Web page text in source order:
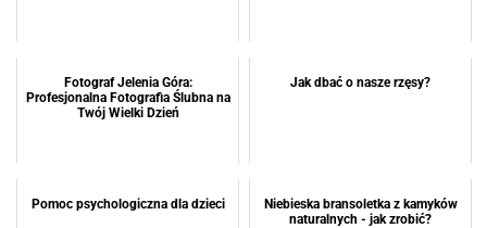
Fotograf Jelenia Góra:
Profesjonalna Fotografia Ślubna na
Twój Wielki Dzień
Jak dbać o nasze rzęsy?
Pomoc psychologiczna dla dzieci
Niebieska bransoletka z kamyków
naturalnych - jak zrobić?